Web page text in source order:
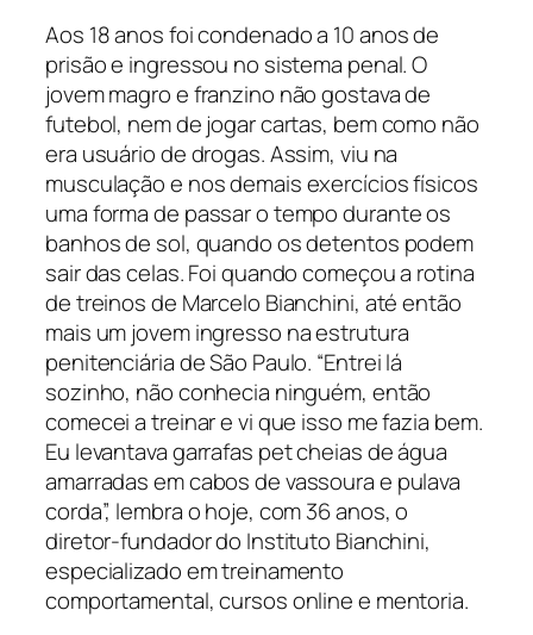
Aos 18 anos foi condenado a 10 anos de
prisão e ingressou no sistema penal. O
jovem magro e franzino não gostava de
futebol, nem de jogar cartas, bem como não
era usuário de drogas. Assim, viu na
musculação e nos demais exercícios físicos
uma forma de passar o tempo durante os
banhos de sol, quando os detentos podem
sair das celas. Foi quando começou a rotina
de treinos de Marcelo Bianchini, até então
mais um jovem ingresso na estrutura
penitenciária de São Paulo. “Entrei lá
sozinho, não conhecia ninguém, então
comecei a treinar e vi que isso me fazia bem.
Eu levantava garrafas pet cheias de água
amarradas em cabos de vassoura e pulava
corda”, lembra o hoje, com 36 anos, o
diretor-fundador do Instituto Bianchini,
especializado em treinamento
comportamental, cursos online e mentoria.